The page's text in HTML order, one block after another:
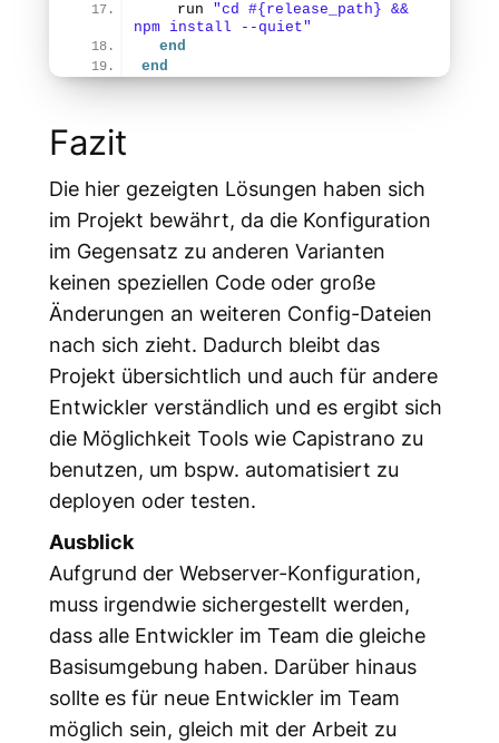
    run
"cd #{release_path} &&
npm install --quiet"
end
end
Fazit
Die hier gezeigten Lösungen haben sich
im Projekt bewährt, da die Konfiguration
im Gegensatz zu anderen Varianten
keinen speziellen Code oder große
Änderungen an weiteren Config-Dateien
nach sich zieht. Dadurch bleibt das
Projekt übersichtlich und auch für andere
Entwickler verständlich und es ergibt sich
die Möglichkeit Tools wie Capistrano zu
benutzen, um bspw. automatisiert zu
deployen oder testen.
Ausblick
Aufgrund der Webserver-Konfiguration,
muss irgendwie sichergestellt werden,
dass alle Entwickler im Team die gleiche
Basisumgebung haben. Darüber hinaus
sollte es für neue Entwickler im Team
möglich sein, gleich mit der Arbeit zu